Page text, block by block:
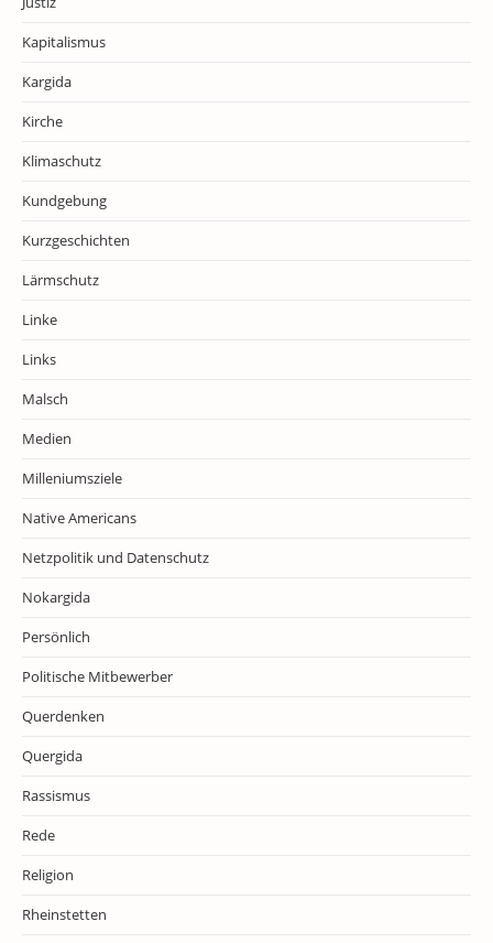
Kapitalismus
Kargida
Kirche
Klimaschutz
Kundgebung
Kurzgeschichten
Lärmschutz
Linke
Links
Malsch
Medien
Milleniumsziele
Native Americans
Netzpolitik und Datenschutz
Nokargida
Persönlich
Politische Mitbewerber
Querdenken
Quergida
Rassismus
Rede
Religion
Rheinstetten